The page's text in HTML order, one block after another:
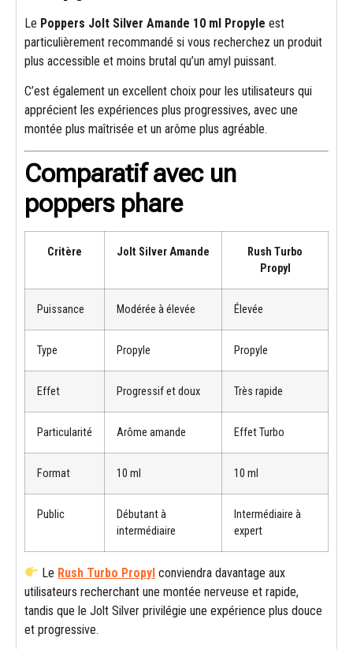
Le Poppers Jolt Silver Amande 10 ml Propyle est
particulièrement recommandé si vous recherchez un produit
plus accessible et moins brutal qu’un amyl puissant.
C’est également un excellent choix pour les utilisateurs qui
apprécient les expériences plus progressives, avec une
montée plus maîtrisée et un arôme plus agréable.
Comparatif avec un
poppers phare
Critère Jolt Silver Amande
Rush Turbo
Propyl
Puissance Modérée à élevée Élevée
Type Propyle Propyle
Effet Progressif et doux Très rapide
Particularité Arôme amande Effet Turbo
Format 10 ml 10 ml
Public
Débutant à
intermédiaire
Intermédiaire à
expert
Le Rush Turbo Propyl conviendra davantage aux
utilisateurs recherchant une montée nerveuse et rapide,
tandis que le Jolt Silver privilégie une expérience plus douce
et progressive.